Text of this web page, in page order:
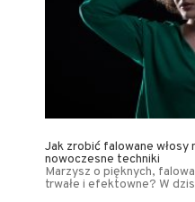
Jak zrobić falowane włosy
nowoczesne techniki
Marzysz o pięknych,
trwałe i efektowne? W